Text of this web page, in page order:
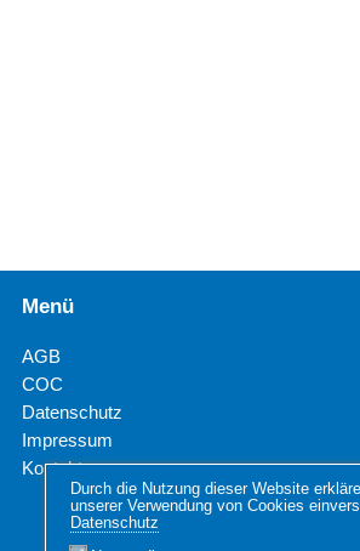
Durch die Nutzung dieser Website
unserer Verwendung von Cookies
Datenschutz
Menü
AGB
COC
Datenschutz
Impressum
Kontakt